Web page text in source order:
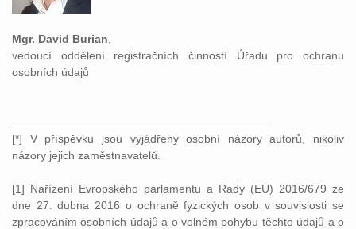
Mgr. David Burian
vedoucí oddělení registračních činností Úřadu pro ochranu
osobních údajů
[*] V příspěvku jsou vyjádřeny osobní názory autorů, nikoliv
názory jejich zaměstnavatelů.
[1] Nařízení Evropského parlamentu a Rady (EU) 2016/679 ze
dne 27. dubna 2016 o ochraně fyzických osob v souvislosti se
zpracováním osobních údajů a o volném pohybu těchto údajů a o